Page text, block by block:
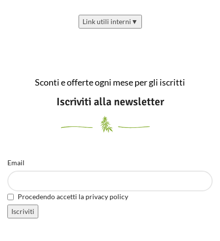
Link utili interni ▼
Sconti e offerte ogni mese per gli iscritti
Iscriviti alla newsletter
Email
Procedendo accetti la privacy policy